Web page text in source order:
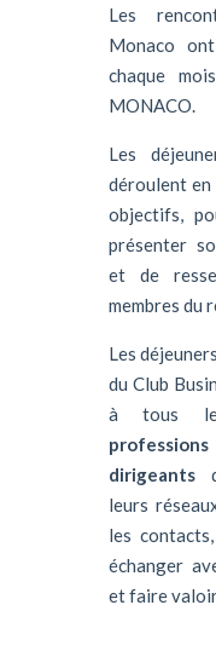
Les
Monaco
chaque
MONACO.
Les
déroulent
objectifs,
présenter
et de
membres du
Les
du Club
à tous
dirigeants
leurs
les
échanger
et faire